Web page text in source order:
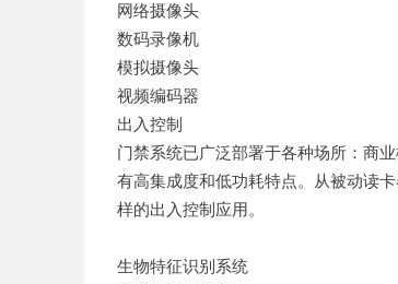
网络摄像头
数码录像机
模拟摄像头
视频编码器
出入控制
门禁系统已广泛部署于各种场所：商
有高集成度和低功耗特点。从被动读
样的出入控制应用。
生物特征识别系统